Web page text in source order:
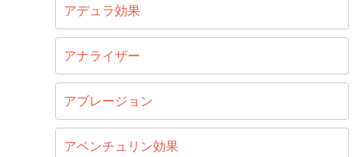
アデュラ効果
アナライザー
アブレージョン
アベンチュリン効果